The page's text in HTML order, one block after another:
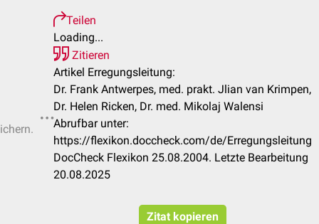
Teilen
Loading...
Zitieren
Artikel Erregungsleitung:
Dr. Frank Antwerpes, med. prakt. Jlian van Krimpen,
Dr. Helen Ricken, Dr. med. Mikolaj Walensi
Abrufbar unter:
https://flexikon.doccheck.com/de/Erregungsleitung
DocCheck Flexikon 25.08.2004. Letzte Bearbeitung
20.08.2025
Zitat kopieren